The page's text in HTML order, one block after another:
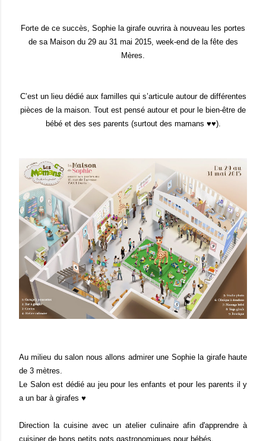
Forte de ce succès, Sophie la girafe ouvrira à nouveau les portes
de sa Maison du 29 au 31 mai 2015, week-end de la fête des
Mères.
C’est un lieu dédié aux familles qui s’articule autour de différentes
pièces de la maison. Tout est pensé autour et pour le bien-être de
bébé et des ses parents (surtout des mamans ♥♥).
Au milieu du salon nous allons admirer une Sophie la girafe haute
de 3 mètres.
Le Salon est dédié au jeu pour les enfants et pour les parents il y
a un bar à girafes ♥
Direction la cuisine avec un atelier culinaire afin d'apprendre à
cuisiner de bons petits pots gastronomiques pour bébés.